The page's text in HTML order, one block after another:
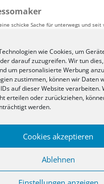
wie Cookies, um
darauf zuzugreifen. Wir tun
um personalisierte Werbung
zustimmen, können wir Daten
auf dieser Website verarbeiten.
erteilen oder zurückziehen,
werden.
Cookies akzeptieren
Ablehnen